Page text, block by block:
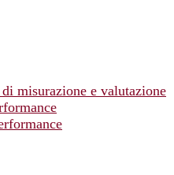
di misurazione e valutazione